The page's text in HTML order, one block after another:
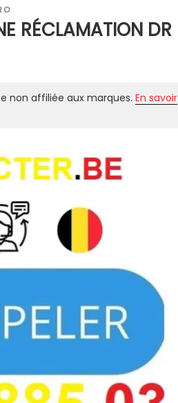
RÉCLAMATION DR
non affiliée aux marques. En savoir